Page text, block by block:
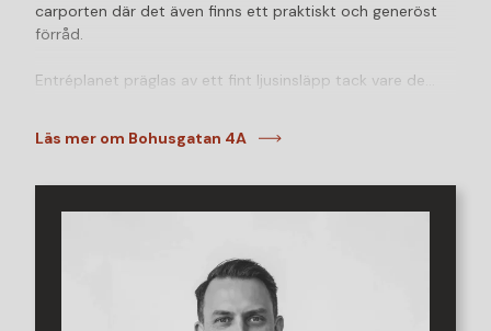
carporten där det även finns ett praktiskt och generöst
förråd.
Entréplanet präglas av ett fint ljusinsläpp tack vare de
vardagsrum med utgång till trädgården samt en
funktionell planlösning. Den öppna trappan i husets mitt
På övre plan finns fyra väl tilltagna sovrum, alternativt tre
sovrum och ett extra allrum eller kontor beroende på
Läs mer om Bohusgatan 4A